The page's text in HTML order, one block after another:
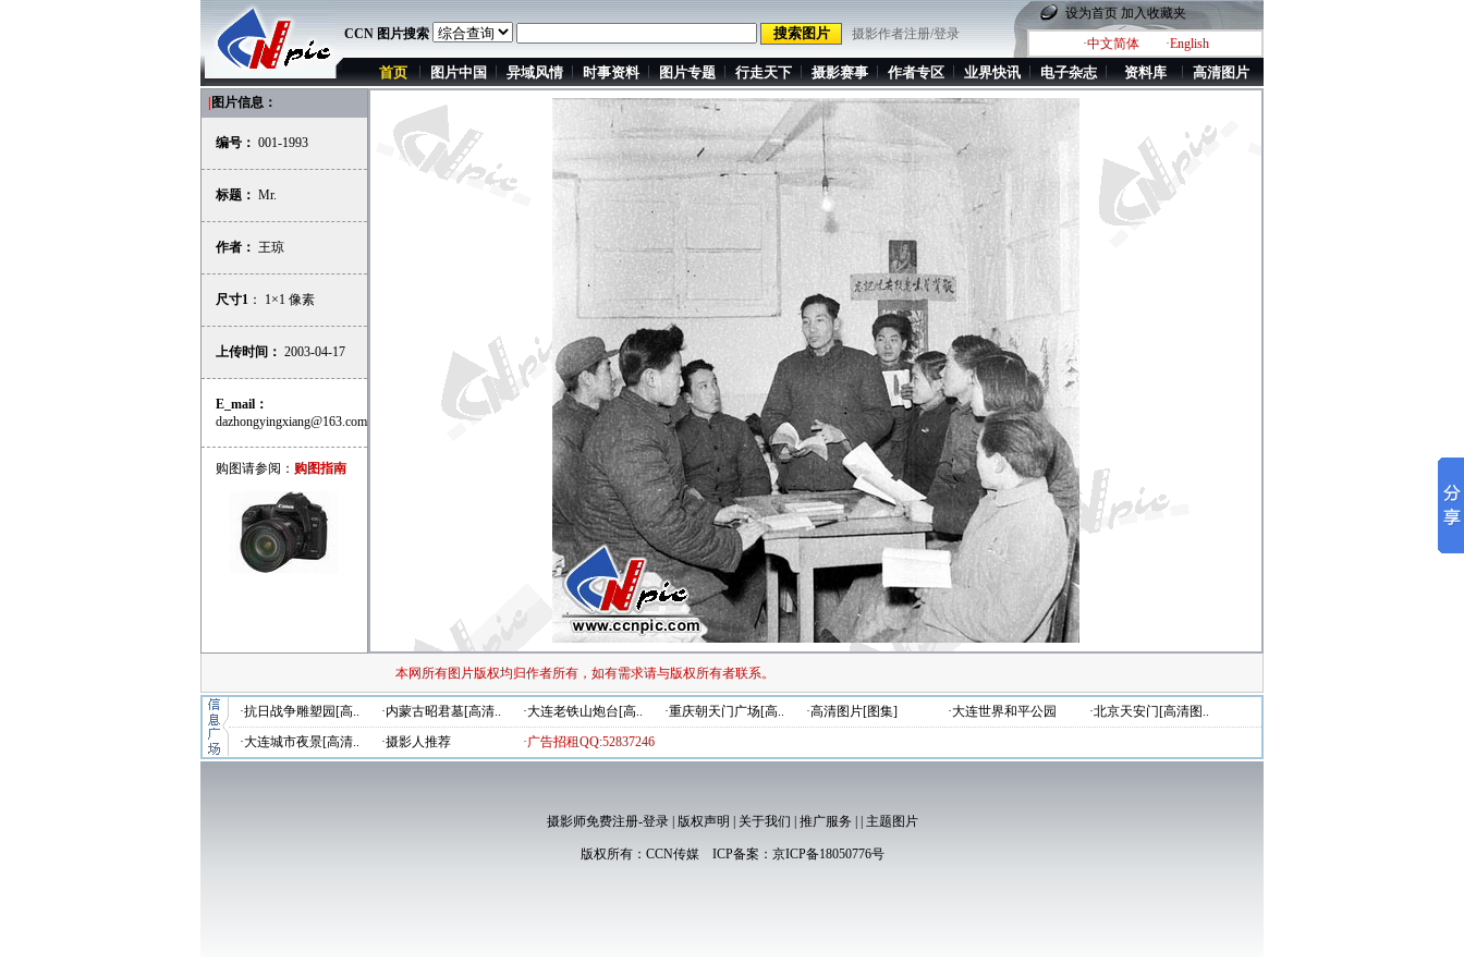
CCN 图片搜索 摄影作者注册/登录
设为首页 加入收藏夹
·中文简体
·English
首页 图片中国 异域风情 时事资料 图片专题 行走天下 摄影赛事 作者专区 业界快讯 电子杂志 资料库 高清图片
图片信息：
编号： 001-1993
标题： Mr.
作者： 王琼
尺寸1 ： 1×1 像素
上传时间： 2003-04-17
E_mail：
dazhongyingxiang@163.com
购图请参阅： 购图指南
本网所有图片版权均归作者所有，如有需求请与版权所有者联系。
·抗日战争雕塑园[高.. ·内蒙古昭君墓[高清.. ·大连老铁山炮台[高.. ·重庆朝天门广场[高.. ·高清图片[图集] ·大连世界和平公园
·北京天安门[高清图..
·大连城市夜景[高清..
·摄影人推荐 ·广告招租QQ:52837246
摄影师免费注册-登录| 版权声明 关于我们 推广服务 主题图片
版权所有： CCN传媒ICP备案： 京ICP备18050776号